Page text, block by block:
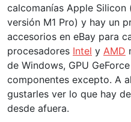
calcomanías Apple
versión M1 Pro) y hay un
accesorios en eBay para
procesadores Intel y AMD
de Windows, GPU
componentes excepto. A
gustarles ver lo que hay
desde afuera.